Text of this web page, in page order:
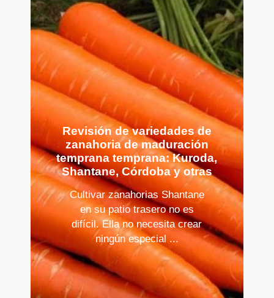
Revisión de variedades de
zanahoria de maduración
temprana temprana: Kuroda,
Shantane, Córdoba y otras
Cultivar zanahorias Shantane
en su patio trasero no es
difícil. Ella no necesita crear
ningún especial ...